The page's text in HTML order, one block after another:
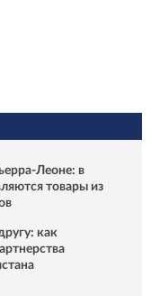
Леоне: в
товары из
как